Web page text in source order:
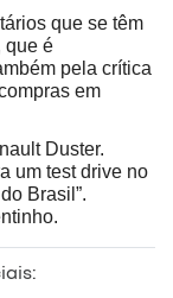
que se têm
que é
pela crítica
em
Duster.
um test drive no
Brasil”.